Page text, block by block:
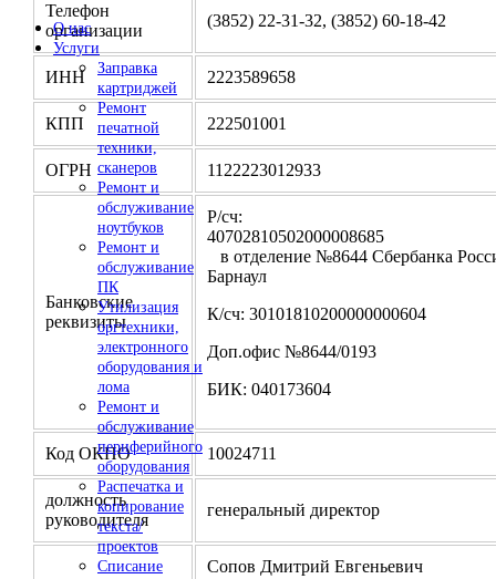
О нас
Услуги
Заправка
картриджей
Ремонт
печатной
техники,
сканеров
Ремонт и
обслуживание
ноутбуков
Ремонт и
обслуживание
ПК
Утилизация
оргтехники,
электронного
оборудования и
лома
Ремонт и
обслуживание
периферийного
оборудования
Распечатка и
копирование
текста/
проектов
Списание
Телефон
организации
(3852) 22-31-32, (3852) 60-18-42
ИНН 2223589658
КПП 222501001
ОГРН 1122223012933
Банковские
реквизиты
Р/сч:
в отделение №8644 Сбербанка
Барнаул
К/сч: 30101810200000000604
Доп.офис №8644/0193
БИК: 040173604
Код ОКПО 10024711
должность
руководителя
генеральный директор
Сопов Дмитрий Евгеньевич